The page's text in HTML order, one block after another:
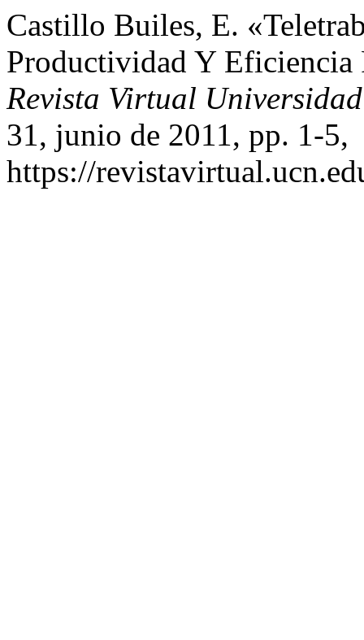
Castillo Builes, E.
Productividad Y Eficiencia
Revista Virtual
31, junio de 2011, pp. 1-5,
https://